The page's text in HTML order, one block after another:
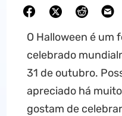
O Halloween é um
celebrado
31 de outubro.
apreciado há
gostam de